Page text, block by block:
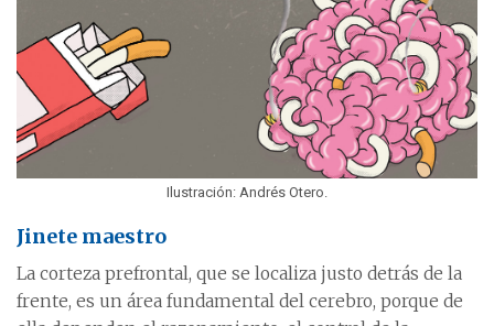
Ilustración: Andrés Otero.
Jinete maestro
La corteza prefrontal, que se localiza justo detrás de la
frente, es un área fundamental del cerebro, porque de